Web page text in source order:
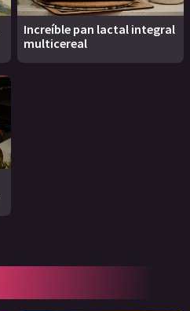
Increíble pan lactal integral
multicereal